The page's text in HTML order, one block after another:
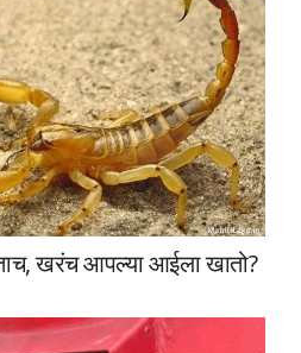
खरंच आपल्या आईला खातो?